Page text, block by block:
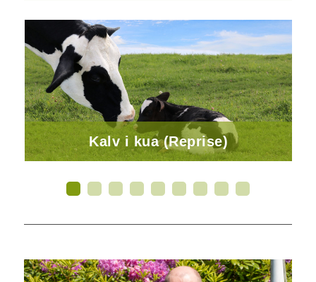
Kalv i kua (Reprise)